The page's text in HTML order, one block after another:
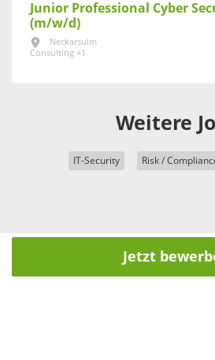
Junior Professional Cyber
(m/w/d)
Neckarsulm
Consulting +1
Weitere
IT-Security Risk /
Jetzt